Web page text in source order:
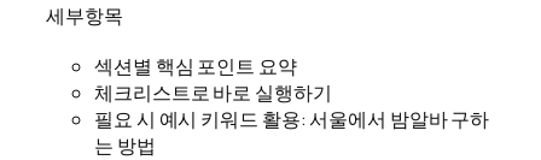
세부항목
섹션별 핵심 포인트 요약
체크리스트로 바로 실행하기
필요 시 예시 키워드 활용: 서울에서 밤알바 구하
는 방법